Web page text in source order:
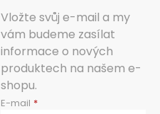
Vložte svůj e-mail a my
vám budeme zasílat
informace o nových
produktech na našem e-
shopu.
E-mail